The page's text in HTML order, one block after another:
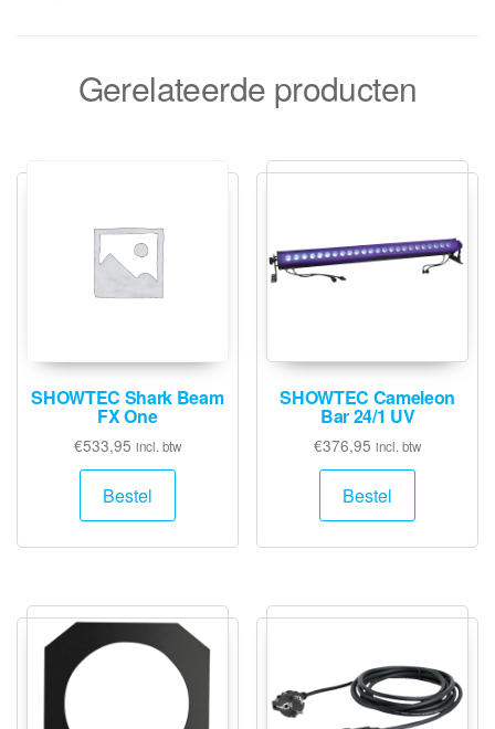
Gerelateerde producten
SHOWTEC Shark Beam
FX One
€533,95 incl. btw
Bestel
SHOWTEC Cameleon
Bar 24/1 UV
€376,95 incl. btw
Bestel